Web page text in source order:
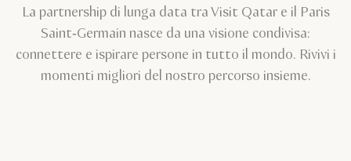
La partnership di lunga data tra Visit Qatar e il Paris
Saint‑Germain nasce da una visione condivisa:
connettere e ispirare persone in tutto il mondo. Rivivi i
momenti migliori del nostro percorso insieme.